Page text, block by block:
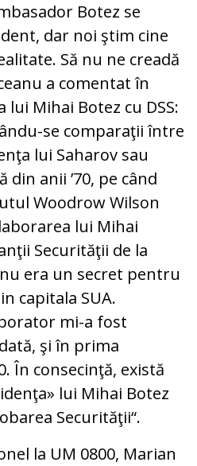
Botez se
dar noi ştim cine
Să nu ne creadă
a comentat în
Mihai Botez cu DSS:
se comparaţii între
lui Saharov sau
din anii ’70, pe când
Woodrow Wilson
lui Mihai
Securităţii de la
era un secret pentru
capitala SUA.
mi-a fost
şi în prima
În consecinţă, există
lui Mihai Botez
Securităţii“.
la UM 0800, Marian